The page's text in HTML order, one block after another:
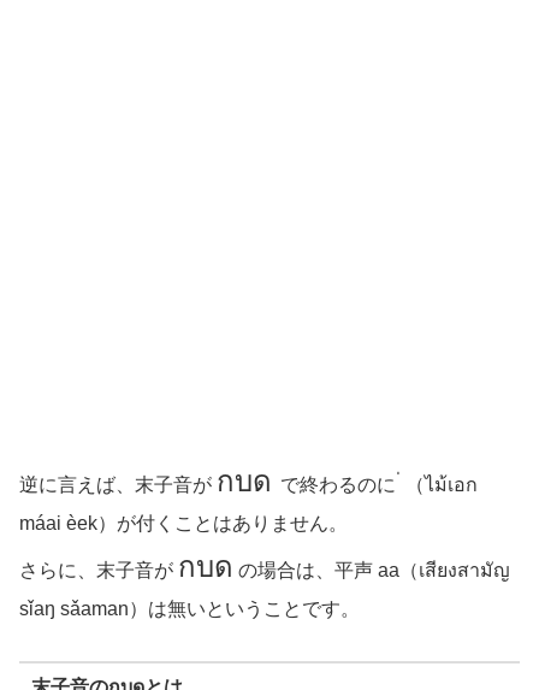
逆に言えば、末子音が กบด で終わるのに ่ （ไม้เอก
máai èek）が付くことはありません。
さらに、末子音が กบด の場合は、平声 aa（เสียงสามัญ
sǐaŋ sǎaman）は無いということです。